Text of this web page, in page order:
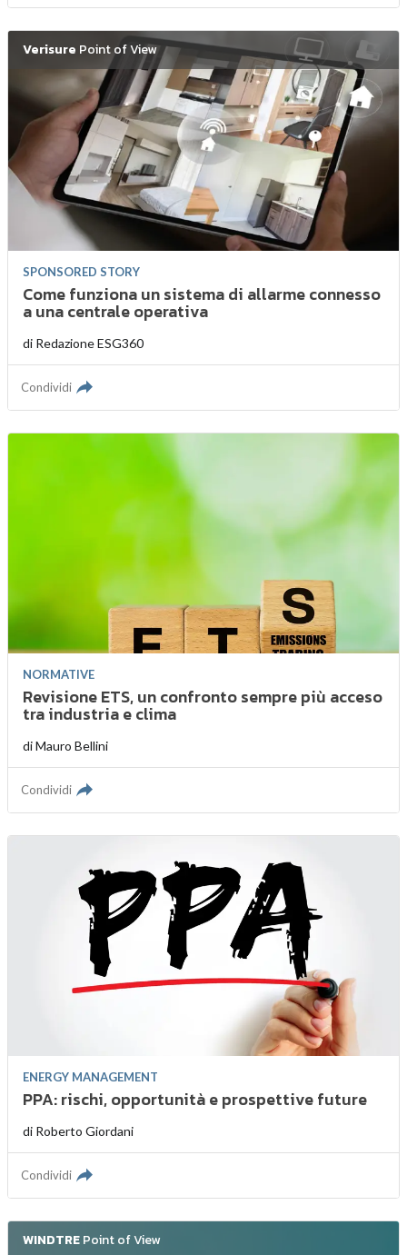
Verisure Point of View
SPONSORED STORY
Come funziona un sistema di allarme connesso
a una centrale operativa
di Redazione ESG360
Condividi
NORMATIVE
Revisione ETS, un confronto sempre più acceso
tra industria e clima
diMauro Bellini
Condividi
ENERGY MANAGEMENT
PPA: rischi, opportunità e prospettive future
di Roberto Giordani
Condividi
WINDTREPoint of View